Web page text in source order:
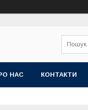
НАС КОНТАКТИ